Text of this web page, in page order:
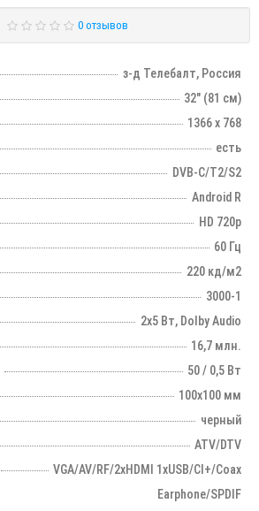
0 отзывов
з-д Телебалт, Россия
32" (81 см)
1366 х 768
есть
DVB-C/T2/S2
Android R
HD 720p
60 Гц
220 кд/м2
3000-1
2х5 Вт, Dolby Audio
16,7 млн.
50 / 0,5 Вт
100х100 мм
черный
ATV/DTV
VGA/AV/RF/2xHDMI 1xUSB/CI+/Coax
Earphone/SPDIF